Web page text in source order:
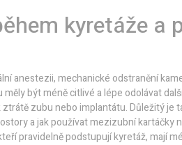
kyretáže a
anestezii, mechanické odstranění
být méně citlivé a lépe odolávat
zubu nebo implantátu. Důležitý je
a jak používat mezizubní kartáčky
pravidelně podstupují kyretáž, mají